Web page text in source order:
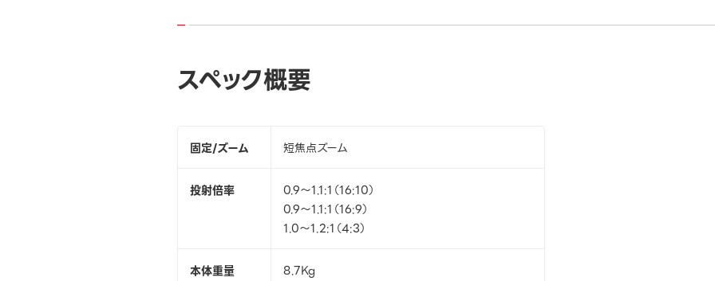
スペック概要
固定/ズーム 短焦点ズーム
投射倍率
0.9～1.1:1（16:10）
0.9～1.1:1（16:9）
1.0～1.2:1（4:3）
本体重量 8.7Kg